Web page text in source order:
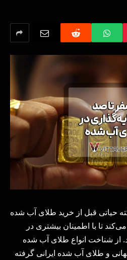
مقاله به بررسی 6 نکته حیاتی قبل از خرید طلای آب شده
تا با اطمینان بیشتری در
از شناخت انواع طلای آب شده
و طلای آب شده ایرانی گرفته